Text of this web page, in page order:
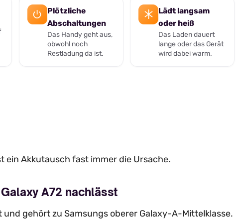
Plötzliche
Abschaltungen
Das Handy geht aus,
obwohl noch
Restladung da ist.
Lädt langsam
oder heiß
Das Laden dauert
lange oder das Gerät
wird dabei warm.
ein Akkutausch fast immer die Ursache.
A72 nachlässt
und gehört zu Samsungs oberer Galaxy-A-Mittelklasse.